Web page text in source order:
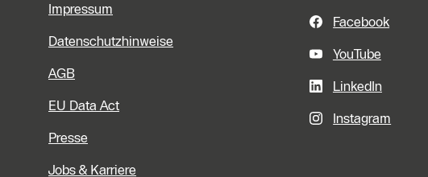
Impressum
Datenschutzhinweise
AGB
EU Data Act
Presse
Jobs & Karriere
Facebook
YouTube
LinkedIn
Instagram